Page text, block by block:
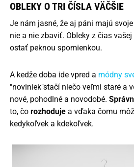
OBLEKY O TRI ČÍSLA VÄČŠIE
Je nám jasné, že aj páni majú
nie a nie zbaviť. Obleky z čias
ostať peknou spomienkou.
A kedže doba ide vpred a módny
"noviniek"stačí niečo veľmi staré a
nové, pohodlné a novodobé.
to, čo rozhoduje a vďaka čomu
kedykoľvek a kdekoľvek.